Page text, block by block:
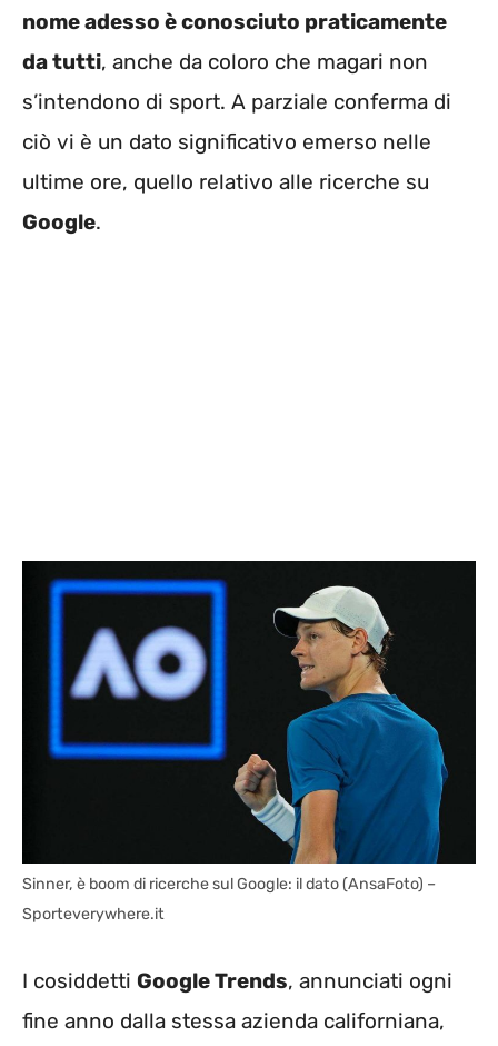
nome adesso è conosciuto praticamente
da tutti, anche da coloro che magari non
s’intendono di sport. A parziale conferma di
ciò vi è un dato significativo emerso nelle
ultime ore, quello relativo alle ricerche su
Google.
Sinner, è boom di ricerche sul Google: il dato (AnsaFoto) –
Sporteverywhere.it
I cosiddetti Google Trends, annunciati ogni
fine anno dalla stessa azienda californiana,